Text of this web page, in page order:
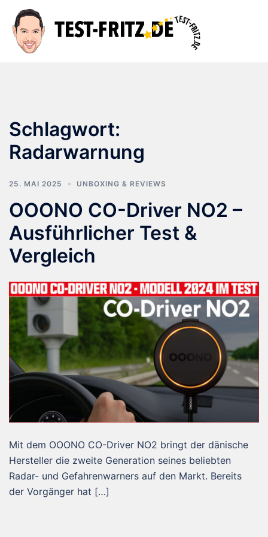
Inhalt
springen
Schlagwort:
Radarwarnung
25. MAI 2025 UNBOXING & REVIEWS
OOONO CO-Driver NO2 –
Ausführlicher Test &
Vergleich
Mit dem OOONO CO-Driver NO2 bringt der dänische
Hersteller die zweite Generation seines beliebten
Radar- und Gefahrenwarners auf den Markt. Bereits
der Vorgänger hat […]